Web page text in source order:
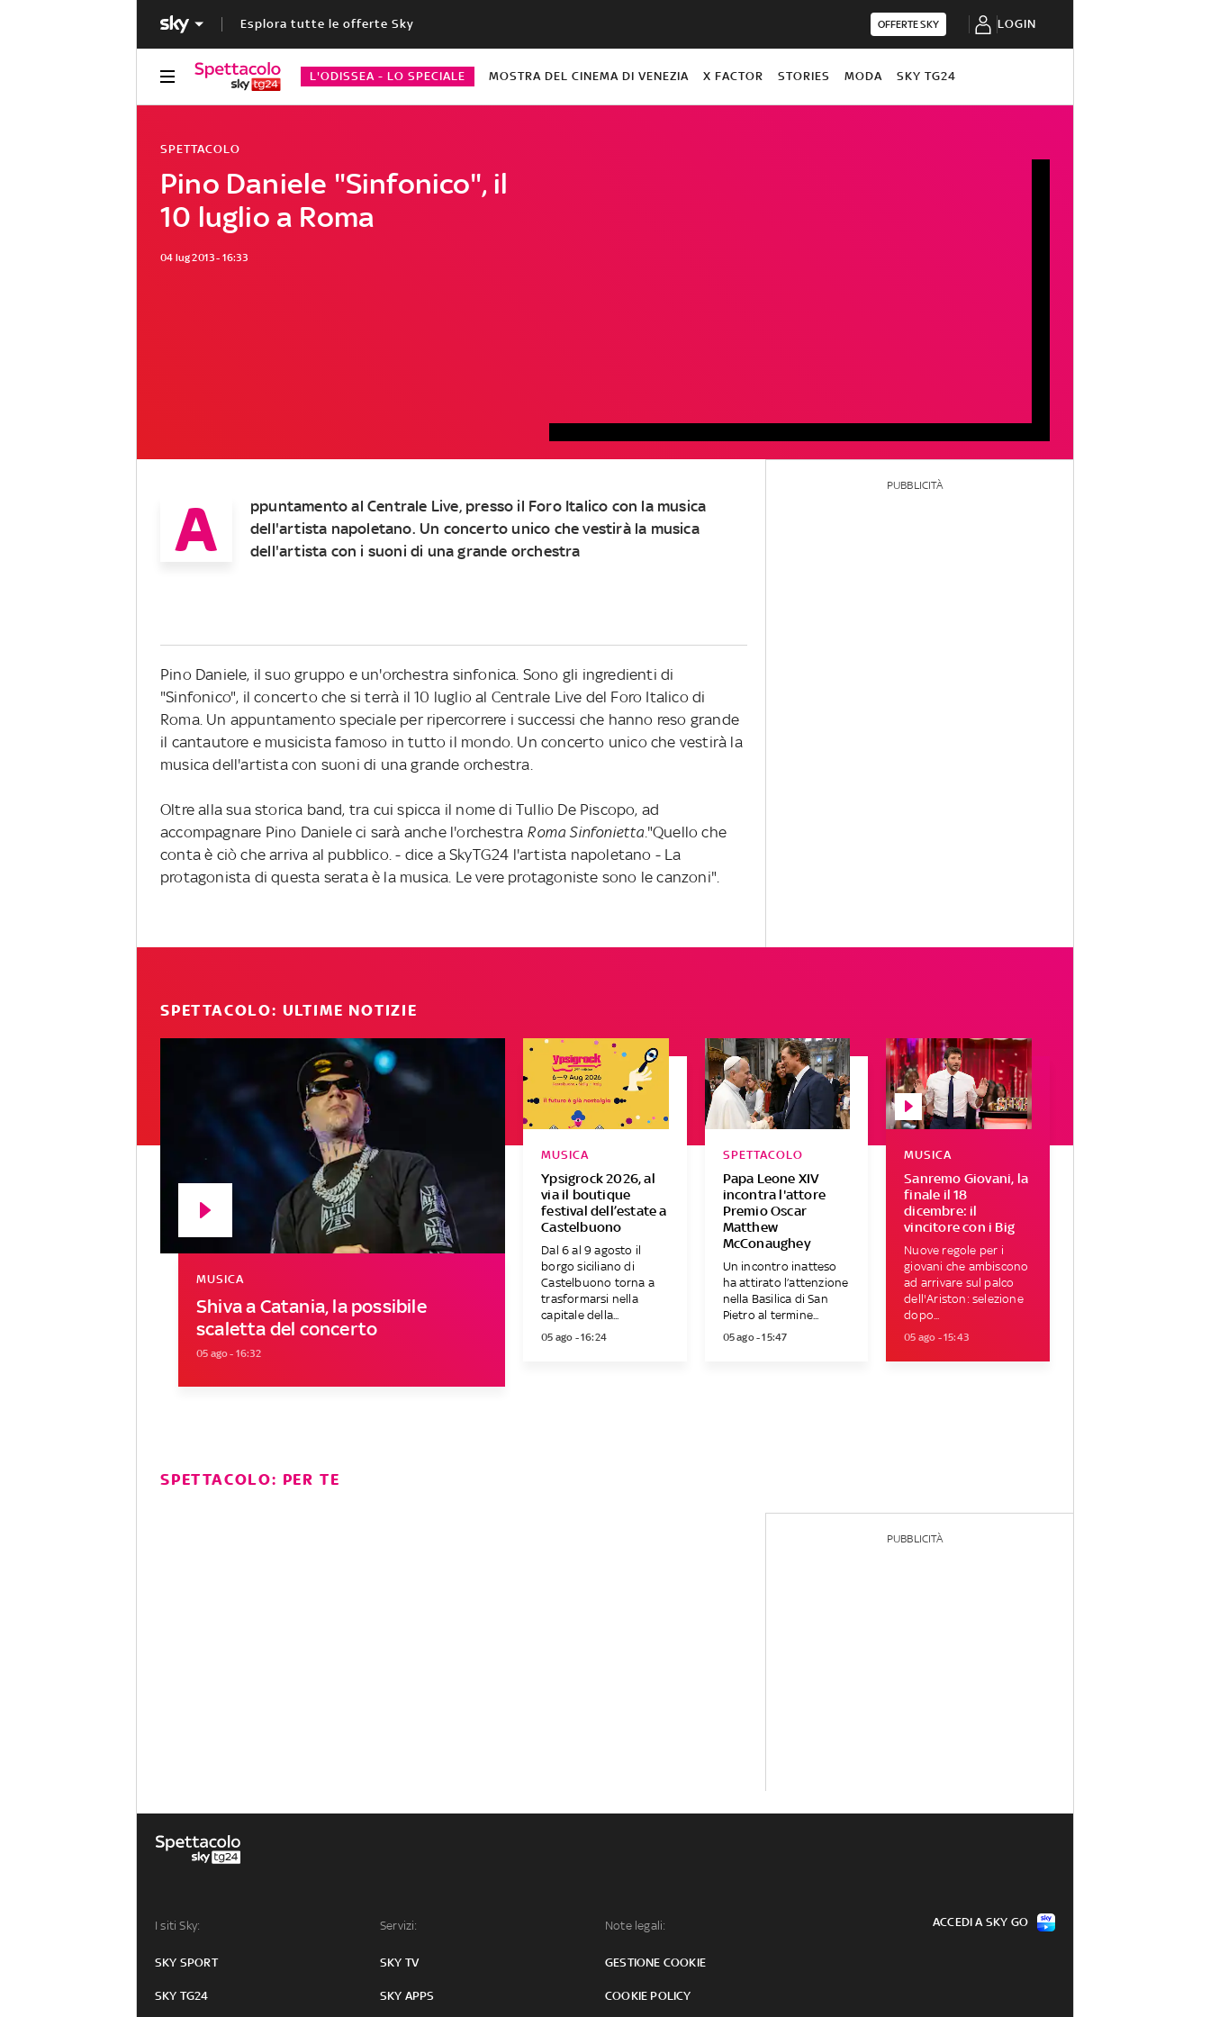
Esplora tutte le offerte Sky OFFERTE SKY LOGIN
L'ODISSEA - LO SPECIALE MOSTRA DEL CINEMA DI VENEZIA X FACTOR STORIES MODA SKY TG24
Pino Daniele "Sinfonico", il
10 luglio a Roma
SPETTACOLO
04 lug 2013 - 16:33
A
ppuntamento al Centrale Live, presso il Foro Italico con la musica
dell'artista napoletano. Un concerto unico che vestirà la musica
dell'artista con i suoni di una grande orchestra
Pino Daniele, il suo gruppo e un'orchestra sinfonica. Sono gli ingredienti di
"Sinfonico", il concerto che si terrà il 10 luglio al Centrale Live del Foro Italico di
Roma. Un appuntamento speciale per ripercorrere i successi che hanno reso grande
il cantautore e musicista famoso in tutto il mondo. Un concerto unico che vestirà la
musica dell'artista con suoni di una grande orchestra.
Oltre alla sua storica band, tra cui spicca il nome di Tullio De Piscopo, ad
accompagnare Pino Daniele ci sarà anche l'orchestra Roma Sinfonietta. "Quello che
conta è ciò che arriva al pubblico. - dice a SkyTG24 l'artista napoletano - La
protagonista di questa serata è la musica. Le vere protagoniste sono le canzoni".
PUBBLICITÀ
SPETTACOLO: ULTIME NOTIZIE
Shiva a Catania, la possibile
scaletta del concerto
MUSICA
05 ago - 16:32
Ypsigrock 2026, al
via il boutique
festival dell’estate a
Castelbuono
MUSICA
Dal 6 al 9 agosto il
borgo siciliano di
Castelbuono torna a
trasformarsi nella
capitale della...
05 ago - 16:24
Papa Leone XIV
incontra l'attore
Premio Oscar
Matthew
McConaughey
SPETTACOLO
Un incontro inatteso
ha attirato l’attenzione
nella Basilica di San
Pietro al termine...
05 ago - 15:47
Sanremo Giovani, la
finale il 18
dicembre: il
vincitore con i Big
MUSICA
Nuove regole per i
giovani che ambiscono
ad arrivare sul palco
dell'Ariston: selezione
dopo...
05 ago - 15:43
SPETTACOLO: PER TE
PUBBLICITÀ
I siti Sky:
SKY SPORT
SKY TG24
Servizi:
SKY TV
SKY APPS
Note legali:
GESTIONE COOKIE
COOKIE POLICY
ACCEDI A SKY GO